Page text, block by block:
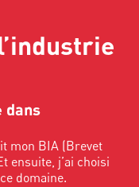
dans
mon BIA (Brevet
ensuite, j’ai choisi
domaine.